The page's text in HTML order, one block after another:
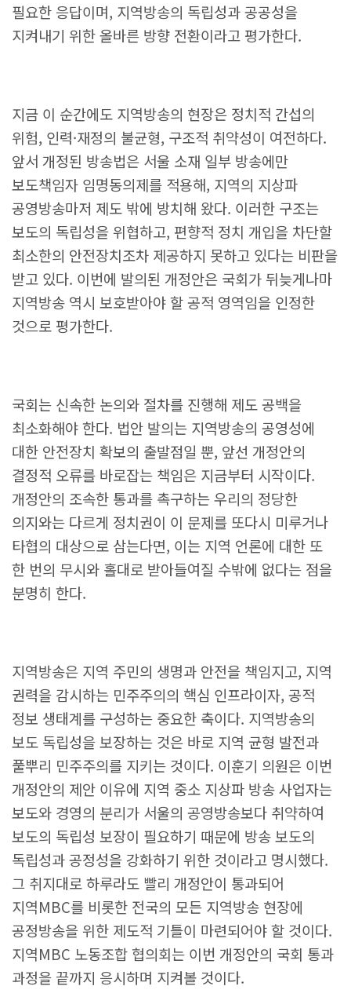
필요한 응답이며, 지역방송의 독립성과 공공성을
지켜내기 위한 올바른 방향 전환이라고 평가한다.
지금 이 순간에도 지역방송의 현장은 정치적 간섭의
위험, 인력·재정의 불균형, 구조적 취약성이 여전하다.
앞서 개정된 방송법은 서울 소재 일부 방송에만
보도책임자 임명동의제를 적용해, 지역의 지상파
공영방송마저 제도 밖에 방치해 왔다. 이러한 구조는
보도의 독립성을 위협하고, 편향적 정치 개입을 차단할
최소한의 안전장치조차 제공하지 못하고 있다는 비판을
받고 있다. 이번에 발의된 개정안은 국회가 뒤늦게나마
지역방송 역시 보호받아야 할 공적 영역임을 인정한
것으로 평가한다.
국회는 신속한 논의와 절차를 진행해 제도 공백을
최소화해야 한다. 법안 발의는 지역방송의 공영성에
대한 안전장치 확보의 출발점일 뿐, 앞선 개정안의
결정적 오류를 바로잡는 책임은 지금부터 시작이다.
개정안의 조속한 통과를 촉구하는 우리의 정당한
의지와는 다르게 정치권이 이 문제를 또다시 미루거나
타협의 대상으로 삼는다면, 이는 지역 언론에 대한 또
한 번의 무시와 홀대로 받아들여질 수밖에 없다는 점을
분명히 한다.
지역방송은 지역 주민의 생명과 안전을 책임지고, 지역
권력을 감시하는 민주주의의 핵심 인프라이자, 공적
정보 생태계를 구성하는 중요한 축이다. 지역방송의
보도 독립성을 보장하는 것은 바로 지역 균형 발전과
풀뿌리 민주주의를 지키는 것이다. 이훈기 의원은 이번
개정안의 제안 이유에 지역 중소 지상파 방송 사업자는
보도와 경영의 분리가 서울의 공영방송보다 취약하여
보도의 독립성 보장이 필요하기 때문에 방송 보도의
독립성과 공정성을 강화하기 위한 것이라고 명시했다.
그 취지대로 하루라도 빨리 개정안이 통과되어
지역MBC를 비롯한 전국의 모든 지역방송 현장에
공정방송을 위한 제도적 기틀이 마련되어야 할 것이다.
지역MBC 노동조합 협의회는 이번 개정안의 국회 통과
과정을 끝까지 응시하며 지켜볼 것이다.